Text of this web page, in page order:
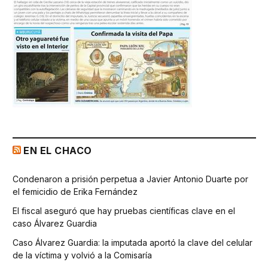
EN EL CHACO
Condenaron a prisión perpetua a Javier Antonio Duarte por
el femicidio de Erika Fernández
El fiscal aseguró que hay pruebas científicas clave en el
caso Álvarez Guardia
Caso Álvarez Guardia: la imputada aportó la clave del celular
de la víctima y volvió a la Comisaría